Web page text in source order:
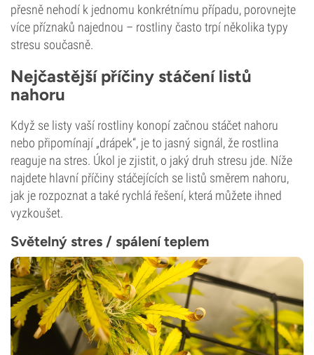
přesně nehodí k jednomu konkrétnímu případu, porovnejte
více příznaků najednou – rostliny často trpí několika typy
stresu současně.
Nejčastější příčiny stáčení listů
nahoru
Když se listy vaší rostliny konopí začnou stáčet nahoru
nebo připomínají „drápek“, je to jasný signál, že rostlina
reaguje na stres. Úkol je zjistit, o jaký druh stresu jde. Níže
najdete hlavní příčiny stáčejících se listů směrem nahoru,
jak je rozpoznat a také rychlá řešení, která můžete ihned
vyzkoušet.
Světelný stres / spálení teplem